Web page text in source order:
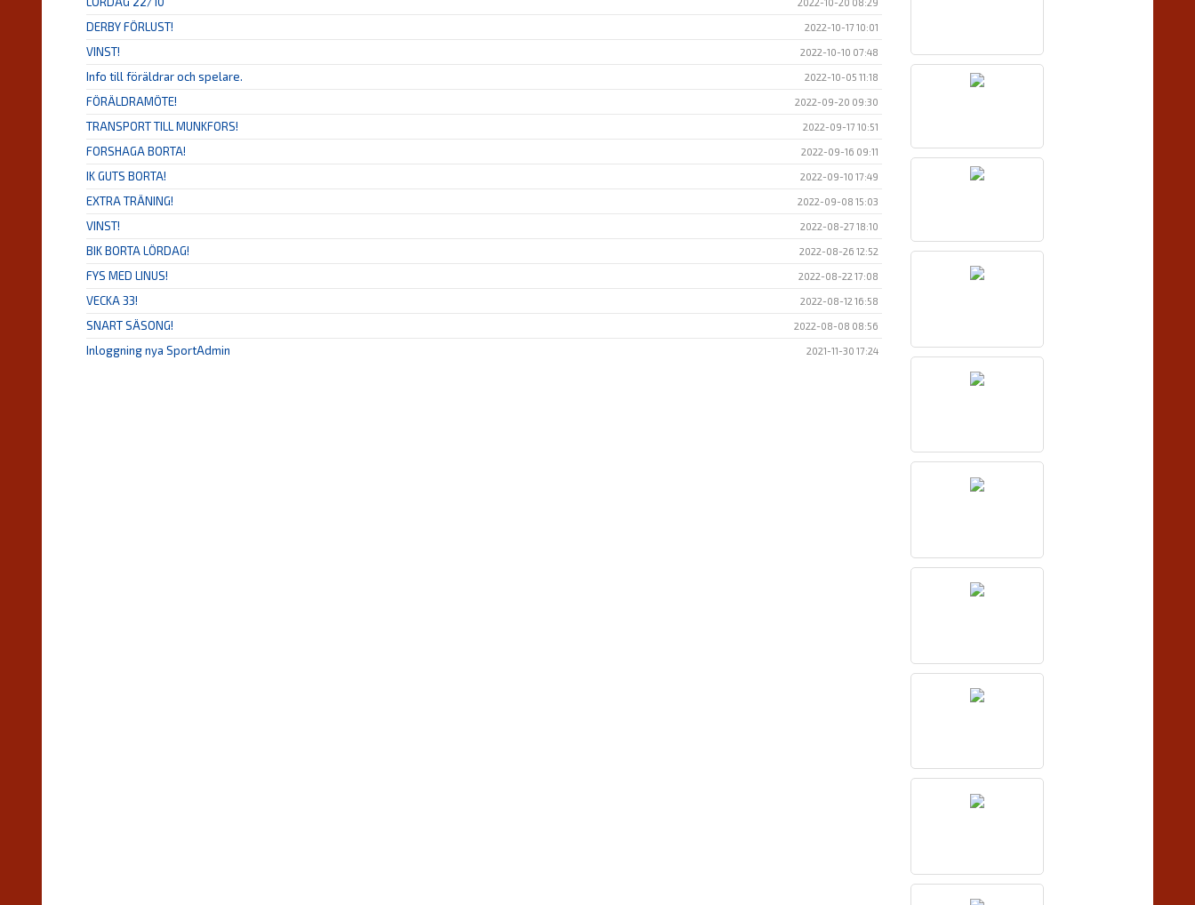
DERBY FÖRLUST! 2022-10-17 10:01
VINST! 2022-10-10 07:48
Info till föräldrar och spelare. 2022-10-05 11:18
FÖRÄLDRAMÖTE! 2022-09-20 09:30
TRANSPORT TILL MUNKFORS! 2022-09-17 10:51
FORSHAGA BORTA! 2022-09-16 09:11
IK GUTS BORTA! 2022-09-10 17:49
EXTRA TRÄNING! 2022-09-08 15:03
VINST! 2022-08-27 18:10
BIK BORTA LÖRDAG! 2022-08-26 12:52
FYS MED LINUS! 2022-08-22 17:08
VECKA 33! 2022-08-12 16:58
SNART SÄSONG! 2022-08-08 08:56
Inloggning nya SportAdmin 2021-11-30 17:24